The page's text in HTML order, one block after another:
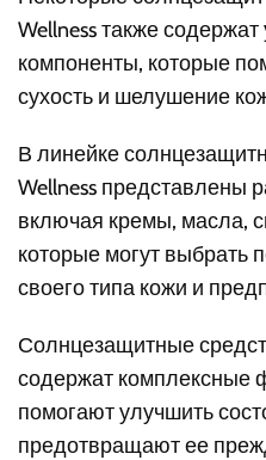
Wellness также
компоненты, которые
сухость и шелушение
В линейке
Wellness представлены
включая кремы, масла,
которые могут выбрать
своего типа кожи и
Солнцезащитные
содержат комплексные
помогают улучшить
предотвращают ее